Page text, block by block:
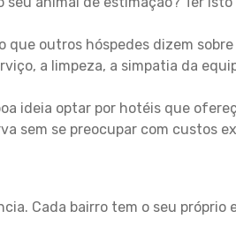
que outros hóspedes dizem
a limpeza, a simpatia da
ideia optar por hotéis que
sem se preocupar com custos
Cada bairro tem o seu